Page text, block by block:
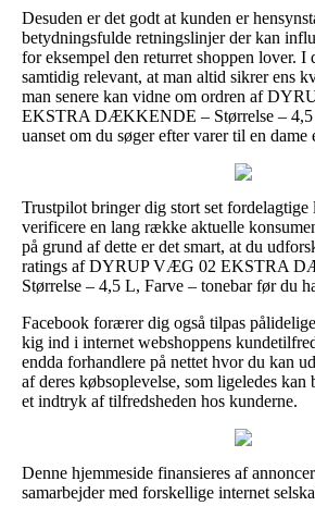
Desuden er det godt at kunden er
betydningsfulde retningslinjer der kan
for eksempel den returret shoppen lover. I
samtidig relevant, at man altid sikrer ens
man senere kan vidne om ordren af
EKSTRA DÆKKENDE – Størrelse – 4,5
uanset om du søger efter varer til en dame
Trustpilot bringer dig stort set fordelagtige
verificere en lang række aktuelle
på grund af dette er det smart, at du
ratings af DYRUP VÆG 02 EKSTRA
Størrelse – 4,5 L, Farve – tonebar før du
Facebook forærer dig også tilpas
kig ind i internet webshoppens
endda forhandlere på nettet hvor du kan
af deres købsoplevelse, som ligeledes kan
et indtryk af tilfredsheden hos kunderne.
Denne hjemmeside finansieres af
samarbejder med forskellige internet